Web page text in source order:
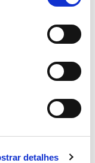
detalhes